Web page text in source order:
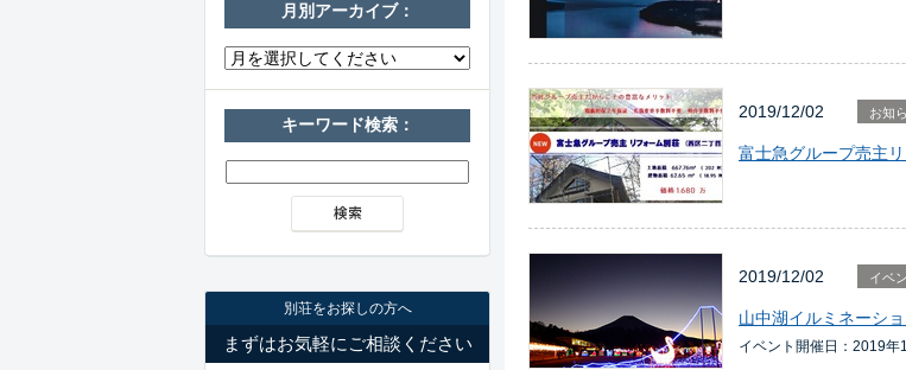
2019/12/02 お知
富士急グループ売主
2019/12/02 イベ
山中湖イルミネーシ
イベント開催日：2019年
月別アーカイブ：
キーワード検索：
別荘をお探しの方へ
まずはお気軽にご相談ください